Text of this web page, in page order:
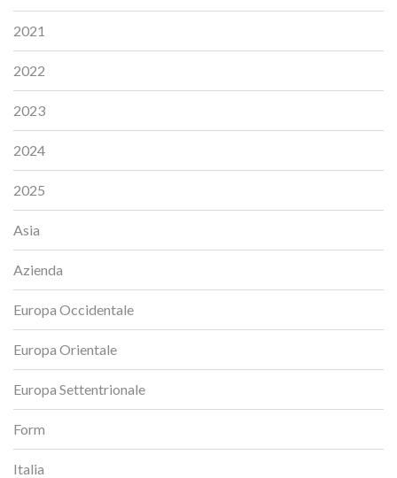
2021
2022
2023
2024
2025
Asia
Azienda
Europa Occidentale
Europa Orientale
Europa Settentrionale
Form
Italia